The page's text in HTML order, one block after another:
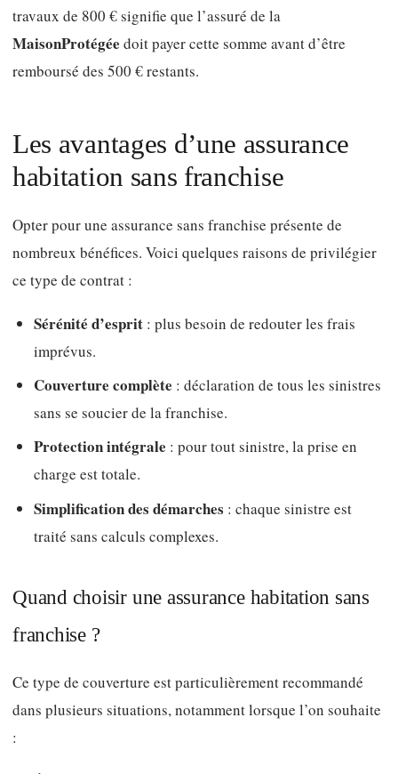
travaux de 800 € signifie que l’assuré de la
MaisonProtégée doit payer cette somme avant d’être
remboursé des 500 € restants.
Les avantages d’une assurance
habitation sans franchise
Opter pour une assurance sans franchise présente de
nombreux bénéfices. Voici quelques raisons de privilégier
ce type de contrat :
Sérénité d’esprit : plus besoin de redouter les frais
imprévus.
Couverture complète : déclaration de tous les sinistres
sans se soucier de la franchise.
Protection intégrale : pour tout sinistre, la prise en
charge est totale.
Simplification des démarches : chaque sinistre est
traité sans calculs complexes.
Quand choisir une assurance habitation sans
franchise ?
Ce type de couverture est particulièrement recommandé
dans plusieurs situations, notamment lorsque l’on souhaite
: